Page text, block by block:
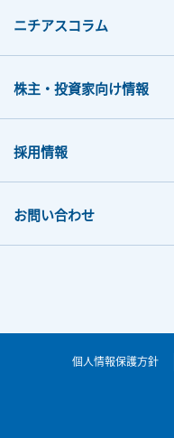
ニチアスコラム
株主・投資家向け情報
採用情報
お問い合わせ
個人情報保護方針